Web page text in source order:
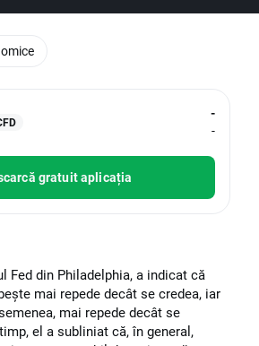
-
-
gratuit aplicația
Fed din Philadelphia, a indicat că
mai repede decât se credea, iar
mai repede decât se
el a subliniat că, în general,